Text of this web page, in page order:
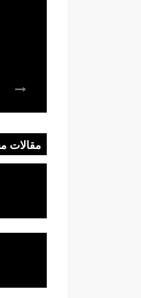
مقالات